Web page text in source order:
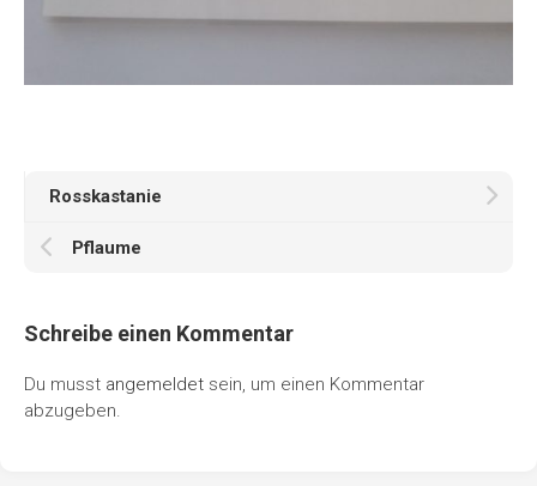
Rosskastanie
Pflaume
Schreibe einen Kommentar
Du musst angemeldet sein, um einen Kommentar
abzugeben.